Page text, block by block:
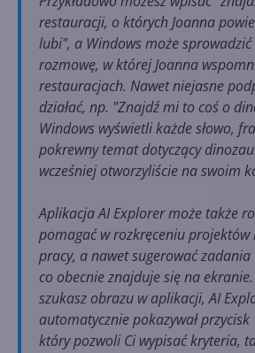
restauracji, o których Joanna
lubi", a Windows może sprowadzić
rozmowę, w której Joanna
restauracjach. Nawet niejasne
działać, np. "Znajdź mi to coś o
Windows wyświetli każde słowo,
pokrewny temat dotyczący
wcześniej otworzyliście na swoim
Aplikacja AI Explorer może także
pomagać w rozkręceniu projektów
pracy, a nawet sugerować
co obecnie znajduje się na
szukasz obrazu w aplikacji, AI
automatycznie pokazywał
który pozwoli Ci wypisać kryteria,